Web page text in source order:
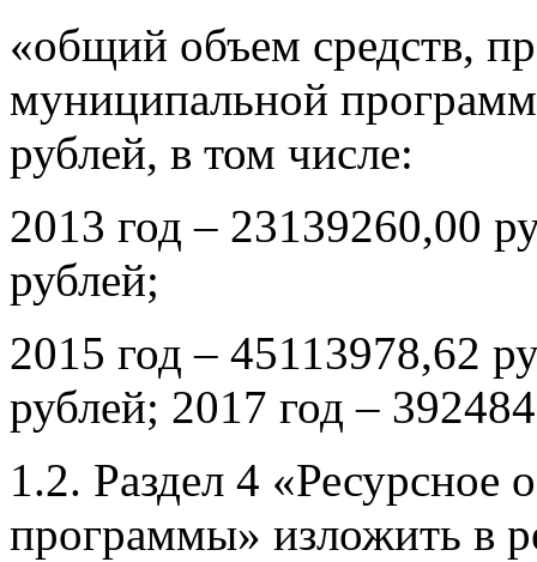
«общий объем средств,
муниципальной
рублей, в том числе:
2013 год – 23139260,00
рублей;
2015 год – 45113978,62
рублей; 2017 год –
1.2. Раздел 4 «Ресурсное
программы» изложить в